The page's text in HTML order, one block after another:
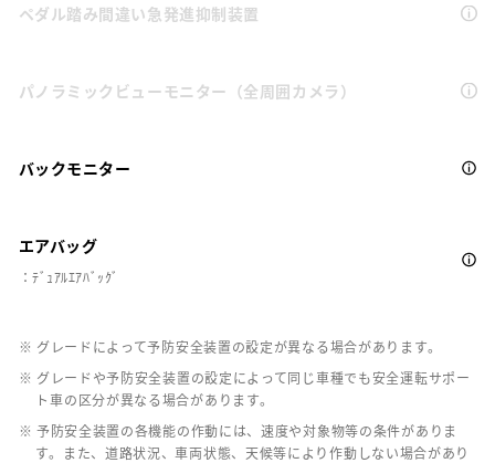
ペダル踏み間違い急発進抑制装置
パノラミックビューモニター（全周囲カメラ）
バックモニター
エアバッグ
：ﾃﾞｭｱﾙｴｱﾊﾞｯｸﾞ
※ グレードによって予防安全装置の設定が異なる場合があります。
※ グレードや予防安全装置の設定によって同じ車種でも安全運転サポー
ト車の区分が異なる場合があります。
※ 予防安全装置の各機能の作動には、速度や対象物等の条件がありま
す。また、道路状況、車両状態、天候等により作動しない場合があり